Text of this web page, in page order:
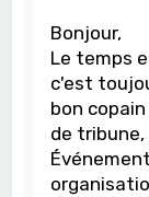
Bonjour,
Le temps
c'est
bon
de tribune,